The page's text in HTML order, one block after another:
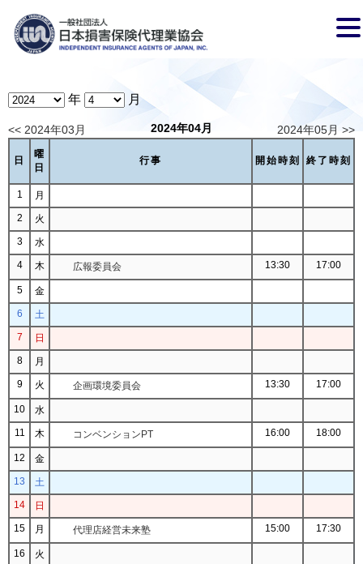
年 月
<< 2024年03月 2024年05月 >>
2024年04月
日
曜
日
行事 開始時刻 終了時刻
1
月
2
火
3
水
4
木 広報委員会 13:30 17:00
5
金
6
土
7
日
8
月
9
火 企画環境委員会 13:30 17:00
10
水
11
木 コンベンションPT 16:00 18:00
12
金
13
土
14
日
15
月 代理店経営未来塾 15:00 17:30
16
火